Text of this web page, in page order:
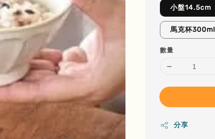
小盤14.5cm
馬克杯300ml
數量
分享